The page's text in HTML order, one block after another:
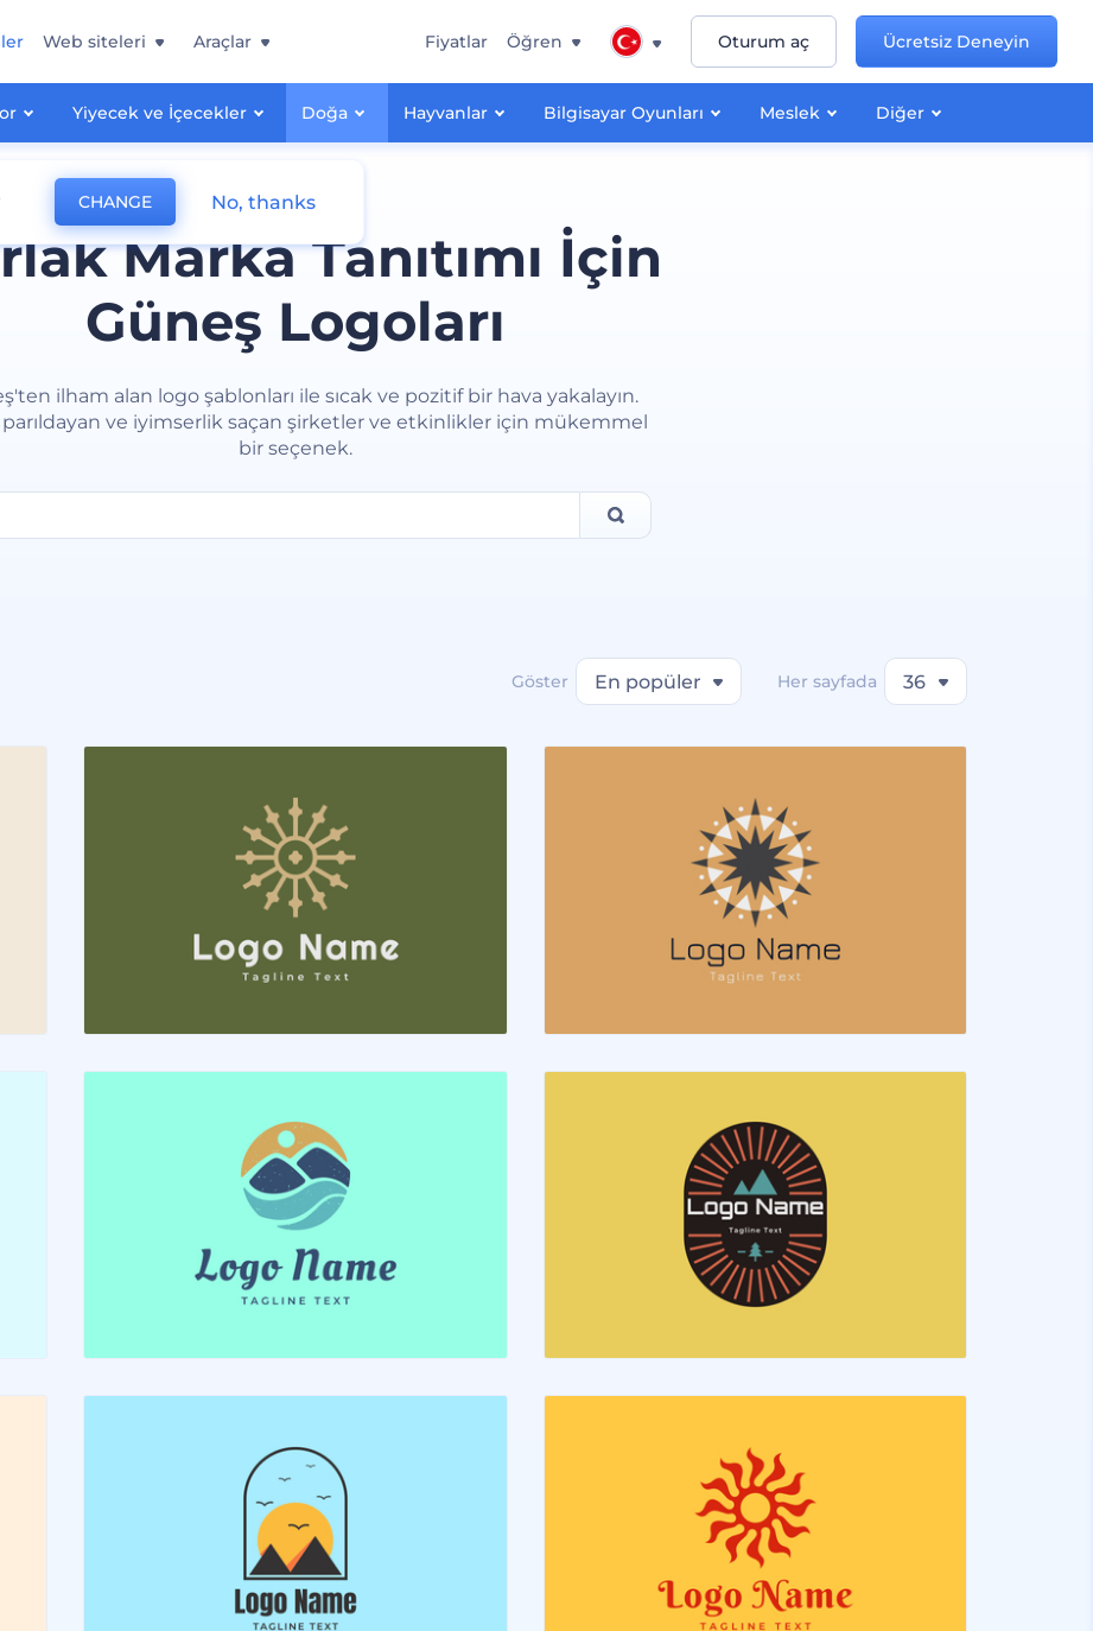
Yiyecek ve İçecekler Doğa Hayvanlar Bilgisayar Oyunları Meslek Diğer
Web siteleri Araçlar Fiyatlar Öğren Oturum aç Ücretsiz Deneyin
Marka Tanıtımı İçin
Güneş Logoları
ilham alan logo şablonları ile sıcak ve pozitif bir hava yakalayın.
parıldayan ve iyimserlik saçan şirketler ve etkinlikler için mükemmel
bir seçenek.
Göster En popüler Her sayfada 36
CHANGE No, thanks